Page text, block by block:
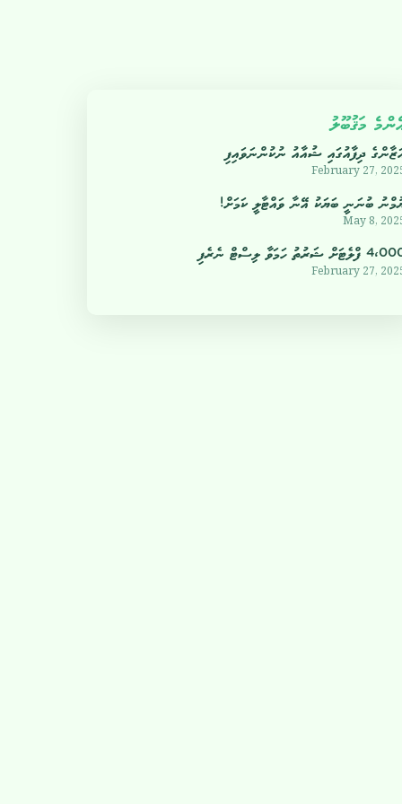
މަޤުބޫލު
ދިފާއުގައި ޝުއާއު ނުކުންނަވައިފި
February 27,
ބުނަނީ ބަޔަކު އޭނާ ވައްޓާލީ ކަމަށް!
May 8,
ފްލެޓަށް ޝަރުތު ހަމަވާ ލިސްޓް ނެރެފި
February 27,